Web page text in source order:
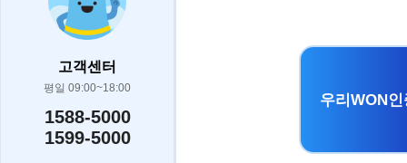
고객센터
평일 09:00~18:00
1588-5000
1599-5000
우리WON